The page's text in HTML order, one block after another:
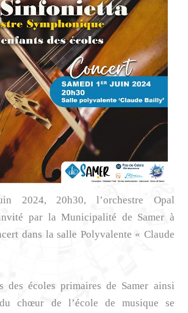
2024, 20h30, l’orchestre Opal
par la Municipalité de Samer à
dans la salle Polyvalente « Claude
des écoles primaires de Samer ainsi
chœur de l’école de musique se